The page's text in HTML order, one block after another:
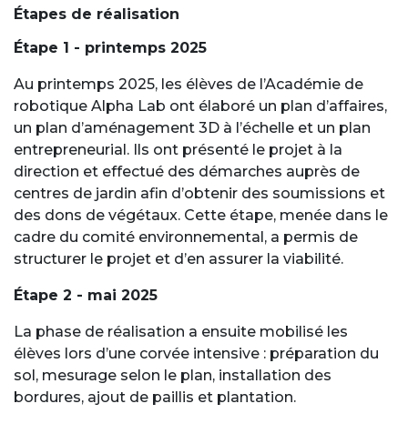
Étapes de réalisation
Étape 1 - printemps 2025
Au printemps 2025, les élèves de l’Académie de
robotique Alpha Lab ont élaboré un plan d’affaires,
un plan d’aménagement 3D à l’échelle et un plan
entrepreneurial. Ils ont présenté le projet à la
direction et effectué des démarches auprès de
centres de jardin afin d’obtenir des soumissions et
des dons de végétaux. Cette étape, menée dans le
cadre du comité environnemental, a permis de
structurer le projet et d’en assurer la viabilité.
Étape 2 - mai 2025
La phase de réalisation a ensuite mobilisé les
élèves lors d’une corvée intensive : préparation du
sol, mesurage selon le plan, installation des
bordures, ajout de paillis et plantation.